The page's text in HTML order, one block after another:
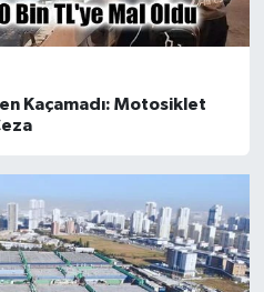
Kaçamadı: Motosiklet